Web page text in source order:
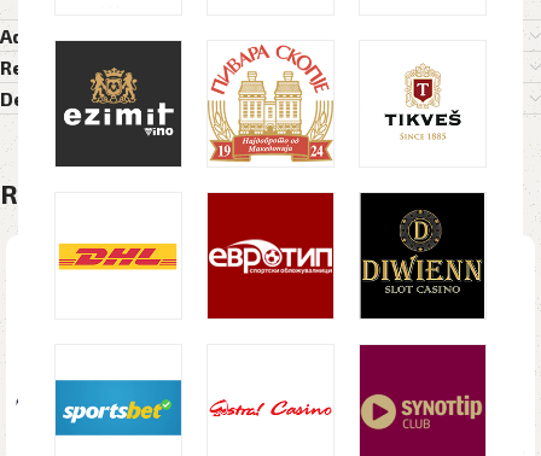
Additional information
Reviews (0)
Delivery Details
Related products